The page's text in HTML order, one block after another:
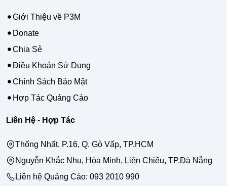
Giới Thiệu về P3M
Donate
Chia Sẻ
Điều Khoản Sử Dụng
Chính Sách Bảo Mật
Hợp Tác Quảng Cáo
Liên Hệ - Hợp Tác
Thống Nhất, P.16, Q. Gò Vấp, TP.HCM
Nguyễn Khắc Nhu, Hòa Minh, Liên Chiểu, TP.Đà Nẵng
Liên hệ Quảng Cáo: 093 2010 990